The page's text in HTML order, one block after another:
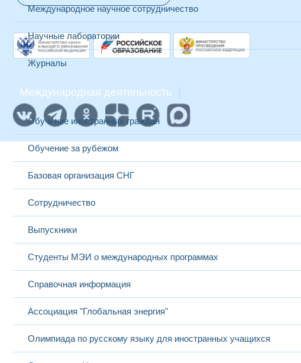
Международное научное сотрудничество
Научные лаборатории
Журналы
Международная деятельность
Обучение иностранных граждан
Обучение за рубежом
Базовая организация СНГ
Сотрудничество
Выпускники
Студенты МЭИ о международных программах
Справочная информация
Ассоциация "Глобальная энергия"
Олимпиада по русскому языку для иностранных учащихся